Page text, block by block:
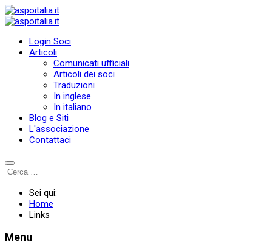
Login Soci
Articoli
Comunicati ufficiali
Articoli dei soci
Traduzioni
In inglese
In italiano
Blog e Siti
L'associazione
Contattaci
Sei qui:
Home
Links
Menu